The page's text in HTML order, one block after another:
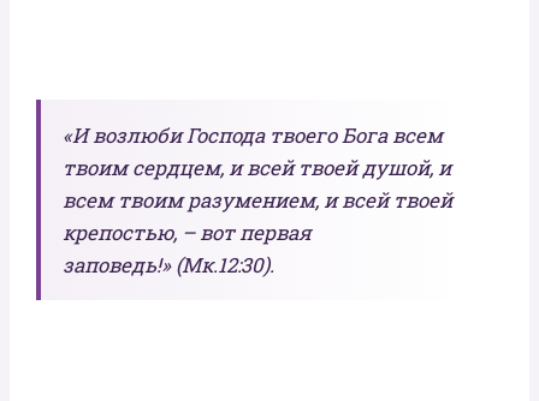
«И возлюби Господа твоего Бога всем
твоим сердцем, и всей твоей душой, и
всем твоим разумением, и всей твоей
крепостью, – вот первая
заповедь!» (Мк.12:30).